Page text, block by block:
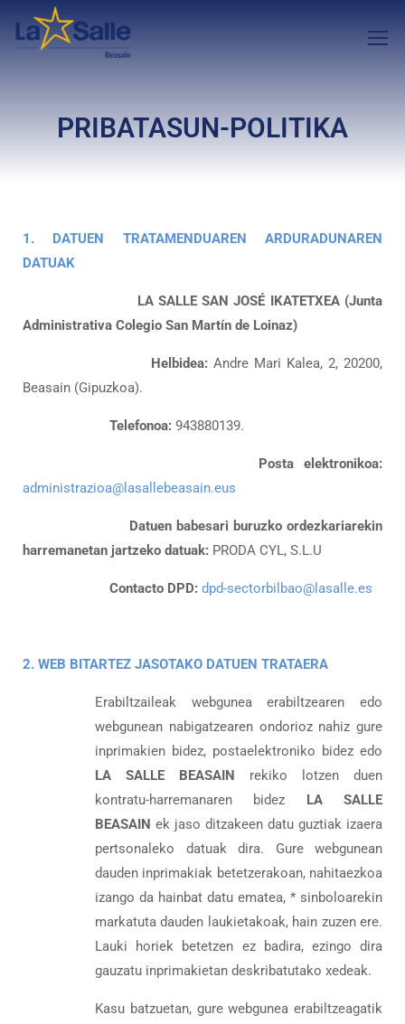
PRIBATASUN-POLITIKA
1. DATUEN TRATAMENDUAREN ARDURADUNAREN
DATUAK
LA SALLE SAN JOSÉ IKATETXEA (Junta
Administrativa Colegio San Martín de Loinaz)
Helbidea:Andre Mari Kalea, 2, 20200,
Beasain (Gipuzkoa).
Telefonoa: 943880139.
Posta elektronikoa:
administrazioa@lasallebeasain.eus
Datuen babesari buruzko ordezkariarekin
harremanetan jartzeko datuak: PRODA CYL, S.L.U
Contacto DPD: dpd-sectorbilbao@lasalle.es
2. WEB BITARTEZ JASOTAKO DATUEN TRATAERA
Erabiltzaileak webgunea erabiltzearen edo
webgunean nabigatzearen ondorioz nahiz gure
inprimakien bidez, postaelektroniko bidez edo
LA SALLE BEASAIN rekiko lotzen duen
kontratu-harremanaren bidez LA SALLE
BEASAIN ek jaso ditzakeen datu guztiak izaera
pertsonaleko datuak dira. Gure webgunean
dauden inprimakiak betetzerakoan, nahitaezkoa
izango da hainbat datu ematea, * sinboloarekin
markatuta dauden laukietakoak, hain zuzen ere.
Lauki horiek betetzen ez badira, ezingo dira
gauzatu inprimakietan deskribatutako xedeak.
Kasu batzuetan, gure webgunea erabiltzeagatik